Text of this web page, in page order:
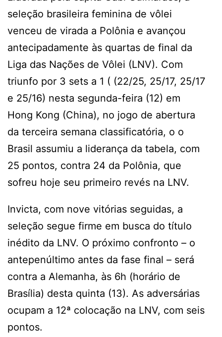
seleção brasileira feminina de vôlei
venceu de virada a Polônia e avançou
antecipadamente às quartas de final da
Liga das Nações de Vôlei (LNV). Com
triunfo por 3 sets a 1 ( (22/25, 25/17, 25/17
e 25/16) nesta segunda-feira (12) em
Hong Kong (China), no jogo de abertura
da terceira semana classificatória, o o
Brasil assumiu a liderança da tabela, com
25 pontos, contra 24 da Polônia, que
sofreu hoje seu primeiro revés na LNV.
Invicta, com nove vitórias seguidas, a
seleção segue firme em busca do título
inédito da LNV. O próximo confronto – o
antepenúltimo antes da fase final – será
contra a Alemanha, às 6h (horário de
Brasília) desta quinta (13). As adversárias
ocupam a 12ª colocação na LNV, com seis
pontos.